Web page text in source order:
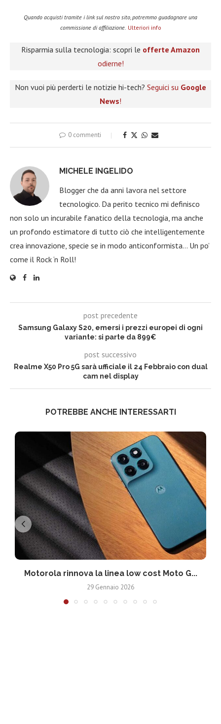
Quando acquisti tramite i link sul nostro sito, potremmo guadagnare una
commissione di affiliazione. Ulteriori info
Risparmia sulla tecnologia: scopri le offerte Amazon
odierne!
Non vuoi più perderti le notizie hi-tech? Seguici su Google
News!
0 commenti
MICHELE INGELIDO
Blogger che da anni lavora nel settore
tecnologico. Da perito tecnico mi definisco
non solo un incurabile fanatico della tecnologia, ma anche
un profondo estimatore di tutto ciò che intelligentemente
crea innovazione, specie se in modo anticonformista… Un po’
come il Rock ‘n Roll!
post precedente
Samsung Galaxy S20, emersi i prezzi europei di ogni
variante: si parte da 899€
post successivo
Realme X50 Pro 5G sarà ufficiale il 24 Febbraio con dual
cam nel display
POTREBBE ANCHE INTERESSARTI
Motorola rinnova la linea low cost Moto G...
29 Gennaio 2026